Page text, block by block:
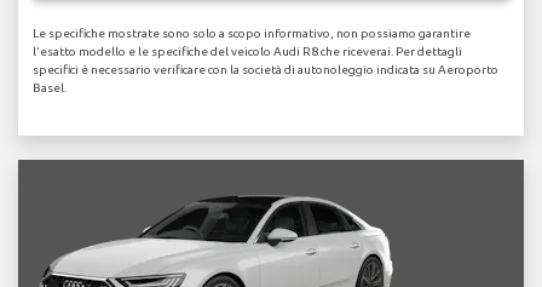
Le specifiche mostrate sono solo a scopo informativo, non possiamo garantire
l'esatto modello e le specifiche del veicolo Audi R8 che riceverai. Per dettagli
specifici è necessario verificare con la società di autonoleggio indicata su Aeroporto
Basel.